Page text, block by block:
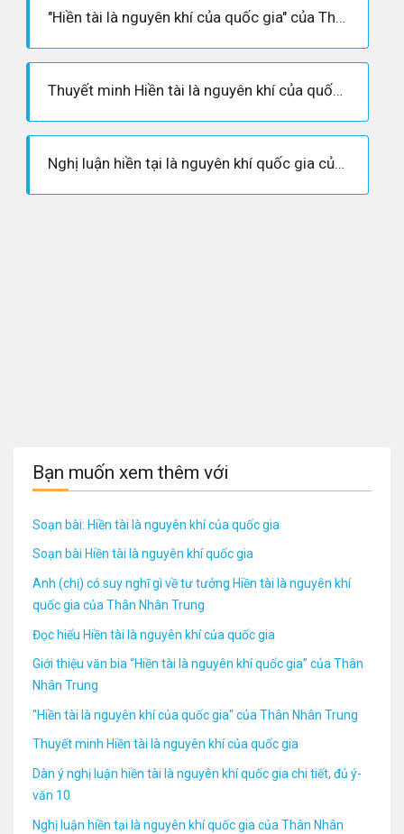
"Hiền tài là nguyên khí của quốc gia" của Thân Nhân Trung
Thuyết minh Hiền tài là nguyên khí của quốc gia
Nghị luận hiền tại là nguyên khí quốc gia của Thân Nhân Trung - văn 10
Bạn muốn xem thêm với
Soạn bài: Hiền tài là nguyên khí của quốc gia
Soạn bài Hiền tài là nguyên khí quốc gia
Anh (chị) có suy nghĩ gì về tư tưởng Hiền tài là nguyên khí
quốc gia của Thân Nhân Trung
Đọc hiểu Hiền tài là nguyên khí của quốc gia
Giới thiệu văn bia “Hiền tài là nguyên khí quốc gia” của Thân
Nhân Trung
"Hiền tài là nguyên khí của quốc gia" của Thân Nhân Trung
Thuyết minh Hiền tài là nguyên khí của quốc gia
Dàn ý nghị luận hiền tài là nguyên khí quốc gia chi tiết, đủ ý-
văn 10
Nghị luận hiền tại là nguyên khí quốc gia của Thân Nhân